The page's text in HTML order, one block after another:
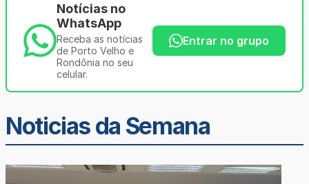
Notícias no
WhatsApp
Receba as notícias
de Porto Velho e
Rondônia no seu
celular.
Entrar no grupo
Noticias da Semana